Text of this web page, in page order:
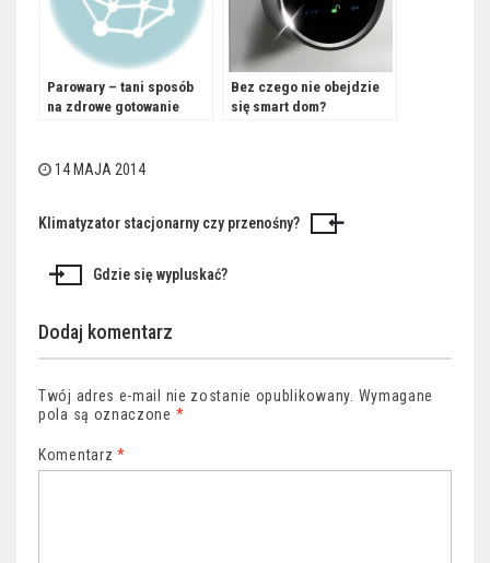
Parowary – tani sposób
na zdrowe gotowanie
Bez czego nie obejdzie
się smart dom?
14 MAJA 2014
Nawigacja
wpisu
Klimatyzator stacjonarny czy przenośny?
Gdzie się wypluskać?
Dodaj komentarz
Twój adres e-mail nie zostanie opublikowany. Wymagane
pola są oznaczone *
Komentarz *